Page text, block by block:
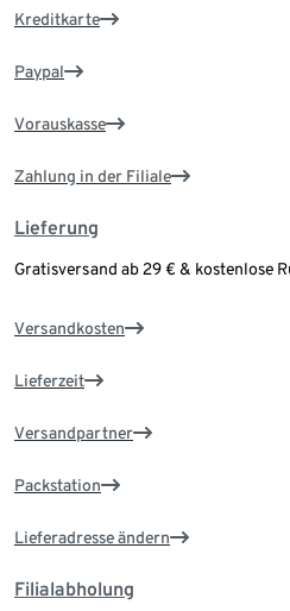
Kreditkarte
Paypal
Vorauskasse
Zahlung in der Filiale
Lieferung
Gratisversand ab 29 € & kostenlose
Versandkosten
Lieferzeit
Versandpartner
Packstation
Lieferadresse ändern
Filialabholung